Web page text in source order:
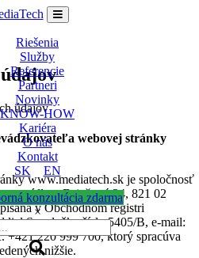
Riešenia
Služby
Referencie
Partneri
Novinky
KNOW-HOW
Kariéra
O nás
Kontakt
SK
EN
konzultácia zdarma
×
údajov
webovej stránky
www.mediatech.sk je spoločnosť
, so sídlom Drieňová 34, 821 02
v Obchodnom registri
Sa, vložka číslo 5405/B, e-mail:
+421 220 999 700, ktorý spracúva
nižšie.